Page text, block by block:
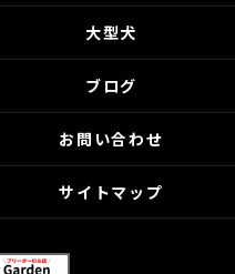
大型犬
ブログ
お問い合わせ
サイトマップ